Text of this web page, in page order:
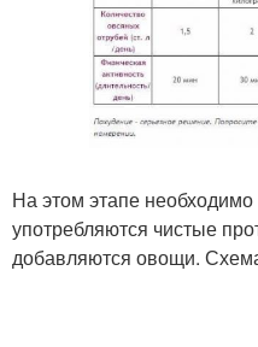
На этом этапе необходимо
употребляются чистые
добавляются овощи.